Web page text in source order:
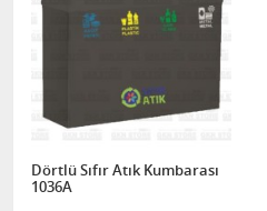
Dörtlü Sıfır Atık Kumbarası
1036A